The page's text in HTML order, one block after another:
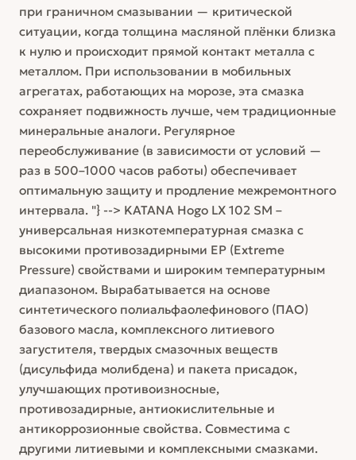
при граничном смазывании — критической
ситуации, когда толщина масляной плёнки близка
к нулю и происходит прямой контакт металла с
металлом. При использовании в мобильных
агрегатах, работающих на морозе, эта смазка
сохраняет подвижность лучше, чем традиционные
минеральные аналоги. Регулярное
переобслуживание (в зависимости от условий —
раз в 500–1000 часов работы) обеспечивает
оптимальную защиту и продление межремонтного
интервала. "} --> KATANA Hogo LX 102 SM –
универсальная низкотемпературная смазка с
высокими противозадирными EP (Extreme
Pressure) свойствами и широким температурным
диапазоном. Вырабатывается на основе
синтетического полиальфаолефинового (ПАО)
базового масла, комплексного литиевого
загустителя, твердых смазочных веществ
(дисульфида молибдена) и пакета присадок,
улучшающих противоизносные,
противозадирные, антиокислительные и
антикоррозионные свойства. Совместима с
другими литиевыми и комплексными смазками.